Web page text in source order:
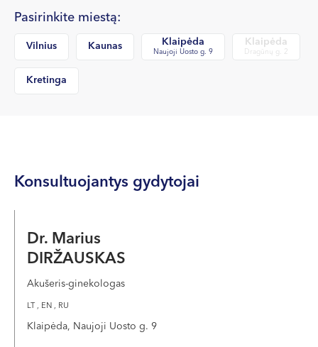
Pasirinkite miestą:
Vilnius Kaunas Klaipėda
Naujoji Uosto g. 9
Klaipėda
Dragūnų g. 2
Kretinga
Konsultuojantys gydytojai
Dr. Marius
DIRŽAUSKAS
Akušeris-ginekologas
LT , EN , RU
Klaipėda, Naujoji Uosto g. 9